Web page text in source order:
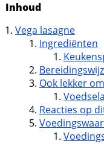
Inhoud
Vega lasagne
Ingrediënten
Ook lekker
Reacties op